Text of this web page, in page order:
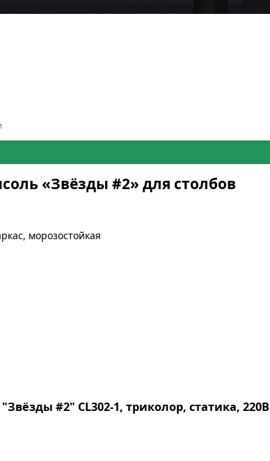
«Звёзды #2» для столбов
морозостойкая
#2" CL302-1, триколор, статика, 220В